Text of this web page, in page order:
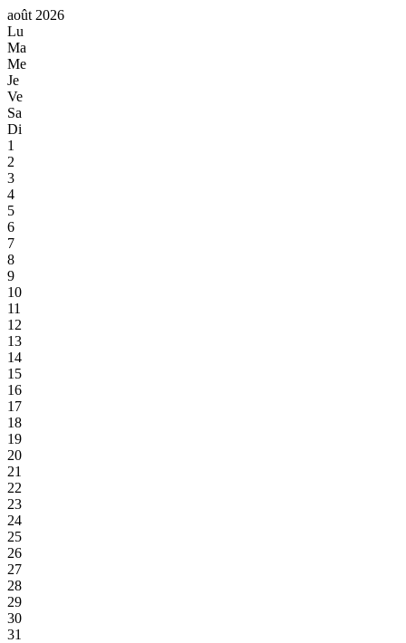
août 2026
Lu
Ma
Me
Je
Ve
Sa
Di
1
2
3
4
5
6
7
8
9
10
11
12
13
14
15
16
17
18
19
20
21
22
23
24
25
26
27
28
29
30
31